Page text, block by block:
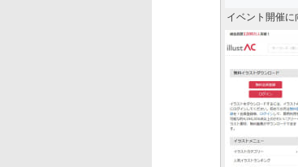
イベント開催